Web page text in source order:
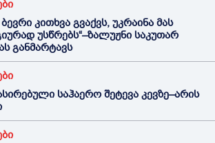
კითხვა გვაქვს, უკრაინა მას
უსწრებს“–ზალუჟნი საკუთარ
განმარტავს
საჰაერო შეტევა კევზე–არის